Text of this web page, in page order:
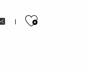
des Anges et à